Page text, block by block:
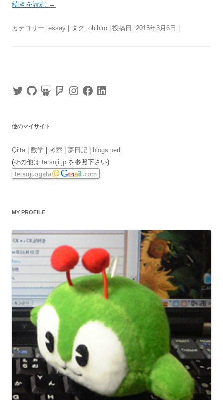
続きを読む →
カテゴリー: essay | タグ: obihiro | 投稿日: 2015年3月6日
TwitterGitHubSlideShareFoursquare
InstagramFacebookLinkedIn
他のマイサイト
Qiita 数学 考察 夢日記
blogs.perl
(その他は tetsuji.jp を参照下さい)
MY PROFILE